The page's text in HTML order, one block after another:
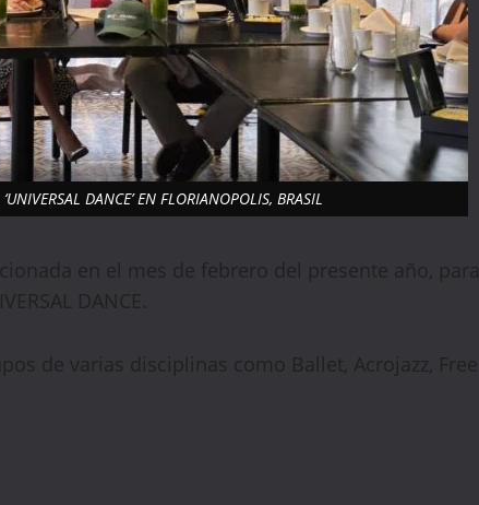
DANCE’ EN FLORIANOPOLIS, BRASIL
en el mes de febrero del presente año, para
DANCE.
de varias disciplinas como Ballet, Acrojazz, Free